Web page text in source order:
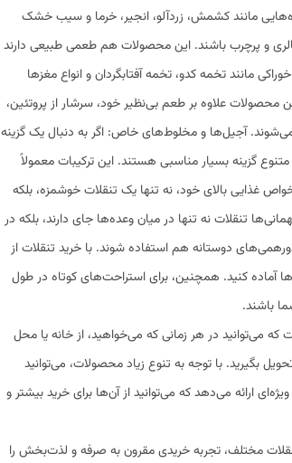
مانند کشمش، زردآلو، انجیر، خرما و سیب خشک
و پرچرب باشند. این محصولات هم طعمی طبیعی دارند
مانند تخمه کدو، تخمه آفتابگردان و انواع مغزها
محصولات علاوه بر طعم بی‌نظیر خود، سرشار از پروتئین،
آجیل‌ها و مخلوط‌های خاص: اگر به دنبال یک گزینه
گزینه بسیار مناسبی هستند. این ترکیبات معمولاً
غذایی بالای خود، نه تنها یک تنقلات خوشمزه، بلکه
تنقلات نه تنها در میان وعده‌ها جای دارند، بلکه در
دوستانه هم استفاده شوند. با خرید تنقلات از
آماده کنید. همچنین، برای استراحت‌های کوتاه در طول
باشند.
که می‌توانید در هر زمانی که می‌خواهید، از خانه یا محل
بگیرید. با توجه به تنوع زیاد محصولات، می‌توانید
ارائه می‌دهد که می‌توانید از آن‌ها برای خرید بیشتر و
مختلف، تجربه خریدی مقرون به صرفه و لذت‌بخش را